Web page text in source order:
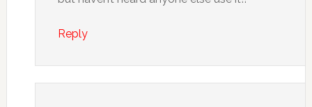
Reply